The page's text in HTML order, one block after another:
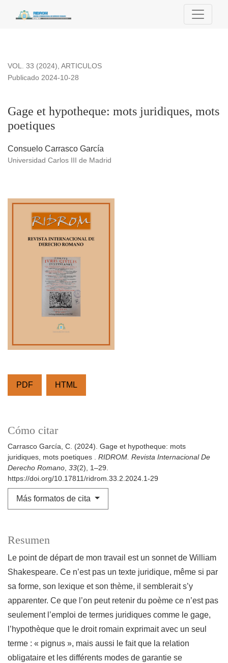
Gage et hypotheque: mots juridiques, mots poetiques
VOL. 33 (2024), ARTICULOS
Gage et hypotheque: mots juridiques, mots
poetiques
Publicado 2024-10-28
Consuelo Carrasco García
Universidad Carlos III de Madrid
PDF HTML
Cómo citar
Carrasco García, C. (2024). Gage et hypotheque: mots
juridiques, mots poetiques . RIDROM. Revista Internacional De
Derecho Romano, 33(2), 1–29.
https://doi.org/10.17811/ridrom.33.2.2024.1-29
Más formatos de cita
Resumen
Le point de départ de mon travail est un sonnet de William
Shakespeare. Ce n’est pas un texte juridique, même si par
sa forme, son lexique et son thème, il semblerait s’y
apparenter. Ce que l’on peut retenir du poème ce n’est pas
seulement l’emploi de termes juridiques comme le gage,
l’hypothèque que le droit romain exprimait avec un seul
terme : « pignus », mais aussi le fait que la relation
obligataire et les différents modes de garantie se